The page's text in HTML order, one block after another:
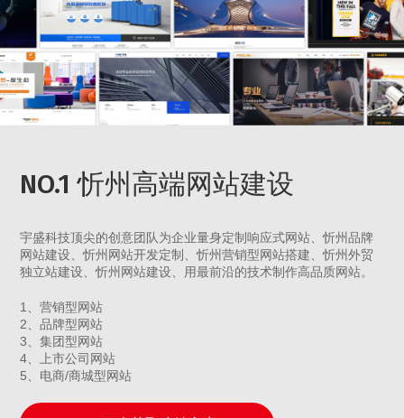
NO.1 忻州高端网站建设
宇盛科技顶尖的创意团队为企业量身定制响应式网站、忻州品牌
网站建设、忻州网站开发定制、忻州营销型网站搭建、忻州外贸
独立站建设、忻州网站建设、用最前沿的技术制作高品质网站。
1、营销型网站
2、品牌型网站
3、集团型网站
4、上市公司网站
5、电商/商城型网站